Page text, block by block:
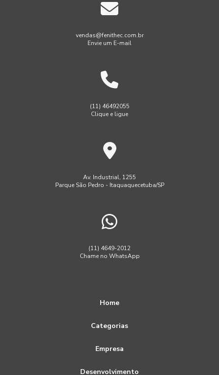
vendas@fenithec.com.br
Envie um E-mail
(11) 46492055
Clique e ligue
Av. Industrial, 1255
Parque São Pedro - Itaquaquecetuba/SP
(11) 4649-2012
Chame no WhatsApp
Home
Categorias
Empresa
Desenvolvimento